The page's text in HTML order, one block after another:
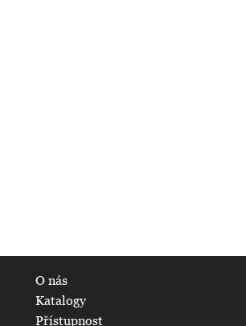
O nás
Katalogy
Přístupnost